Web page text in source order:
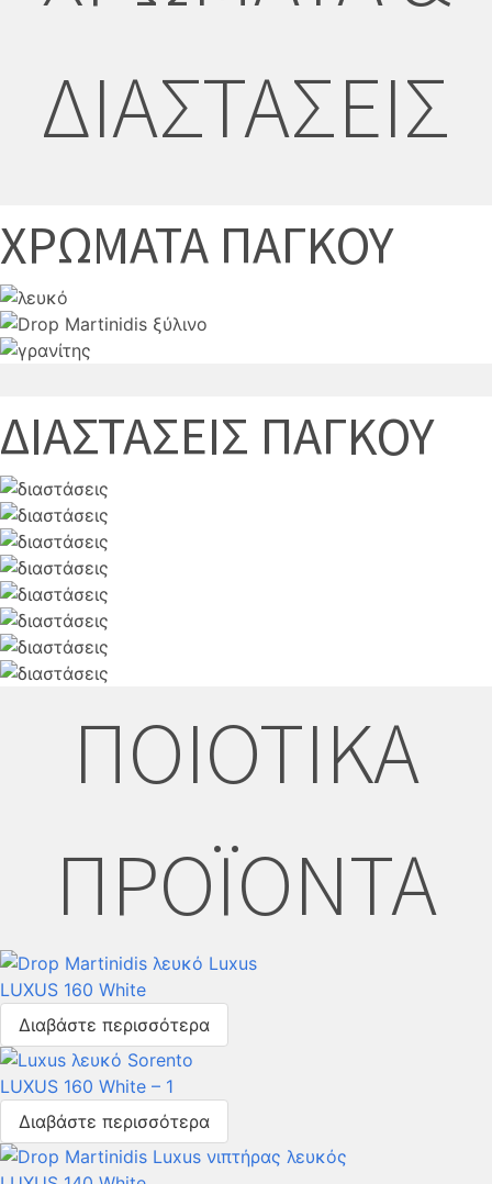
ΔΙΑΣΤΑΣΕΙΣ
ΧΡΩΜΑΤΑ ΠΑΓΚΟΥ
ΔΙΑΣΤΑΣΕΙΣ ΠΑΓΚΟΥ
ΠΟΙΟΤΙΚΑ
ΠΡΟΪΟΝΤΑ
LUXUS 160 White
Διαβάστε περισσότερα
LUXUS 160 White – 1
Διαβάστε περισσότερα